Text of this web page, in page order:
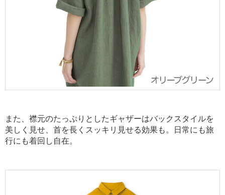
また、襟元のたっぷりとしたギャザーはバックスタイルを
美しく見せ、首を長くスッキリ見せる効果も。日常にも旅
行にも着回し自在。